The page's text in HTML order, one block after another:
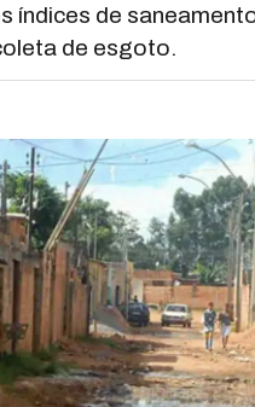
índices de
de esgoto.